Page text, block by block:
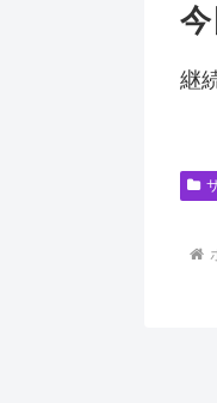
継